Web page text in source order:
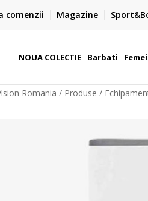
comenzii Magazine
cu cardul in siguranta prin WSPay -
NOUA COLECTIE Barbati Femei
Romania Produse